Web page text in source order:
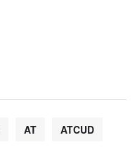
AT ATCUD